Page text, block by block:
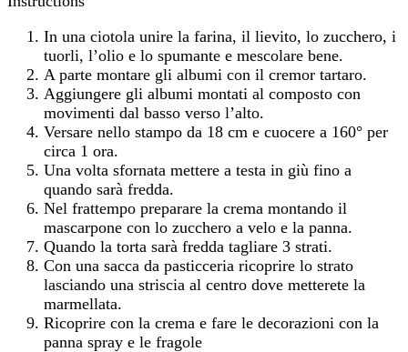
In una ciotola unire la farina, il lievito, lo zucchero, i
tuorli, l’olio e lo spumante e mescolare bene.
A parte montare gli albumi con il cremor tartaro.
Aggiungere gli albumi montati al composto con
movimenti dal basso verso l’alto.
Versare nello stampo da 18 cm e cuocere a 160° per
circa 1 ora.
Una volta sfornata mettere a testa in giù fino a
quando sarà fredda.
Nel frattempo preparare la crema montando il
mascarpone con lo zucchero a velo e la panna.
Quando la torta sarà fredda tagliare 3 strati.
Con una sacca da pasticceria ricoprire lo strato
lasciando una striscia al centro dove metterete la
marmellata.
Ricoprire con la crema e fare le decorazioni con la
panna spray e le fragole